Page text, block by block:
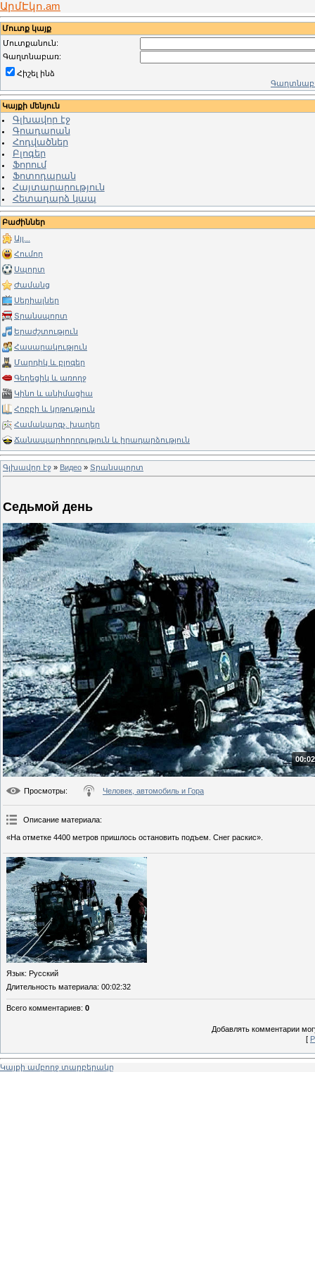
ԱրմԷկո.am
Մուտք կայք
Մուտքանուն:
Գաղտնաբառ:
Հիշել ինձ
Կայքի մենյուն
Գլխավոր էջ
Գրադարան
Հոդվածներ
Բլոգեր
Ֆորում
Ֆոտոդարան
Հայտարարություն
Հետադարձ կապ
Բաժիններ
Այլ...
Հումոր
Սպորտ
Ժամանց
Սերիալներ
Տրանսպորտ
Երաժշտություն
Հասարակություն
Մարդիկ և բլոգեր
Գեղեցիկ և առողջ
Կինո և անիմացիա
Հոբբի և կրթություն
Համակարգչ. խաղեր
Ճանապարհորդություն և իրադարձություն
Գլխավոր էջ » Видео » Տրանսպորտ
Седьмой день
Просмотры: Человек, автомобиль и Гора
Описание материала:
«На отметке 4400 метров пришлось остановить подъем. Снег раскис».
Язык: Русский
Длительность материала: 00:02:32
Всего комментариев: 0
Добавлять комментарии
[
Կայքի ամբողջ տարբերակը